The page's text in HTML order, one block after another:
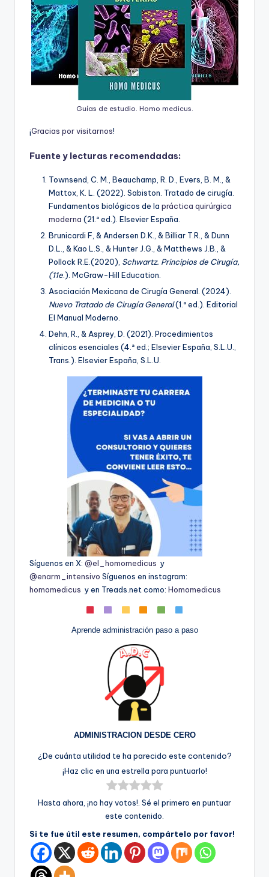
Guías de estudio. Homo medicus.
¡Gracias porvisitarnos!
Fuente y lecturas recomendadas:
Townsend, C. M., Beauchamp, R. D., Evers, B. M., &
Mattox, K. L. (2022). Sabiston. Tratado de cirugía.
Fundamentos biológicos de la práctica quirúrgica
moderna (21.ª ed.). Elsevier España.
Brunicardi F, & Andersen D.K., & Billiar T.R., & Dunn
D.L., & Kao L.S., & Hunter J.G., & Matthews J.B., &
Pollock R.E.(2020), Schwartz. Principios de Cirugía,
(11e.). McGraw-Hill Education.
Asociación Mexicana de Cirugía General. (2024).
Nuevo Tratado de Cirugía General(1.ª ed.). Editorial
El Manual Moderno.
Dehn, R., & Asprey, D. (2021). Procedimientos
clínicos esenciales (4.ª ed.; Elsevier España, S.L.U.,
Trans.). Elsevier España, S.L.U.
Síguenos en X: @el_homomedicus y
@enarm_intensivo Síguenos en instagram:
homomedicus y en Treads.net como: Homomedicus
Aprende administración paso a paso
ADMINISTRACION DESDE CERO
¿De cuánta utilidad te ha parecido este contenido?
¡Haz clic en una estrella para puntuarlo!
Hasta ahora, ¡no hay votos!. Sé el primero en puntuar
este contenido.
Si te fue útil este resumen, compártelo por favor!